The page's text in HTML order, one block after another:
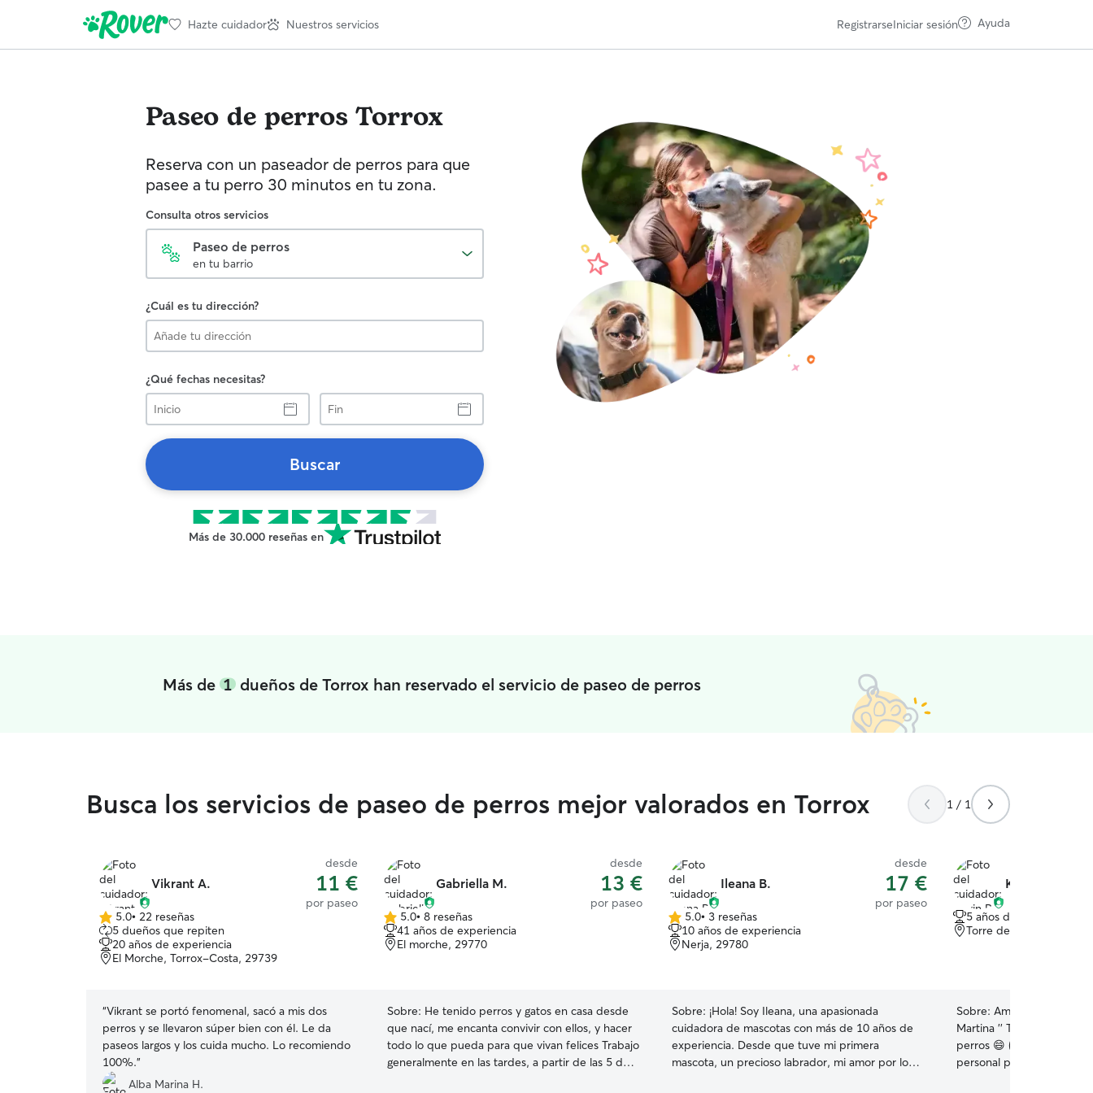
Hazte cuidador Nuestros servicios RegistrarseIniciar sesión Ayuda
Paseo de perrosTorrox
Reserva con un paseador de perros para que
pasee a tu perro 30 minutos en tu zona.
Consulta otros servicios
Paseo de perros
en tu barrio
¿Cuál es tu dirección?
¿Qué fechas necesitas?
Inicio
Fin
Buscar
Más de 30.000 reseñas en
Más de 1dueños de Torrox han reservado el servicio de paseo de perros
Busca los servicios de paseo de perros mejor valorados en Torrox 1 / 1
Vikrant A.
desde
11 €
por paseo
5.0
de
5
estrellas
5.0• 22 reseñas
5 dueños que repiten
20 años de experiencia
El Morche, Torrox-Costa, 29739
“Vikrant se portó fenomenal, sacó a mis dos
perros y se llevaron súper bien con él. Le da
paseos largos y los cuida mucho. Lo recomiendo
100%.”
Alba Marina H.
Gabriella M.
desde
13 €
por paseo
5.0
de
5
5.0• 8 reseñas
41 años de experiencia
El morche, 29770
Sobre: He tenido perros y gatos en casa desde
que nací, me encanta convivir con ellos, y hacer
todo lo que pueda para que vivan felices Trabajo
generalmente en las tardes, a partir de las 5 de
Ileana B.
desde
17 €
por paseo
5.0
de
5
5.0• 3 reseñas
10 años de experiencia
Nerja, 29780
Sobre: ¡Hola! Soy Ileana, una apasionada
cuidadora de mascotas con más de 10 años de
experiencia. Desde que tuve mi primera
mascota, un precioso labrador, mi amor por los
Kevin R.
5 años de experiencia
Torre del mar, 29740
Sobre: Amo los animales
Martina '' Tengo experiencia cuidando y lavando
perros 😄 ( Podemos
personal por